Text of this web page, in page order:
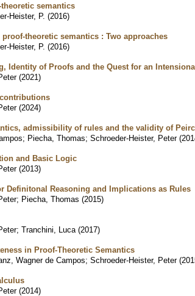
semantics
Heister, P. (2016)
theoretic semantics : Two approaches
Heister, P. (2016)
Identity of Proofs and the Quest for an
(2021)
(2024)
admissibility of rules and the validity of
; Piecha, Thomas; Schroeder-Heister, Peter (
and Basic Logic
(2013)
Definitonal Reasoning and Implications as Rules
; Piecha, Thomas (2015)
; Tranchini, Luca (2017)
in Proof-Theoretic Semantics
Wagner de Campos; Schroeder-Heister, Peter (
(2014)